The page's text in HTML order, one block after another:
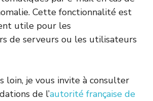
Cette fonctionnalité est
utile pour les
de serveurs ou les utilisateurs
loin, je vous invite à consulter
de l’autorité française de